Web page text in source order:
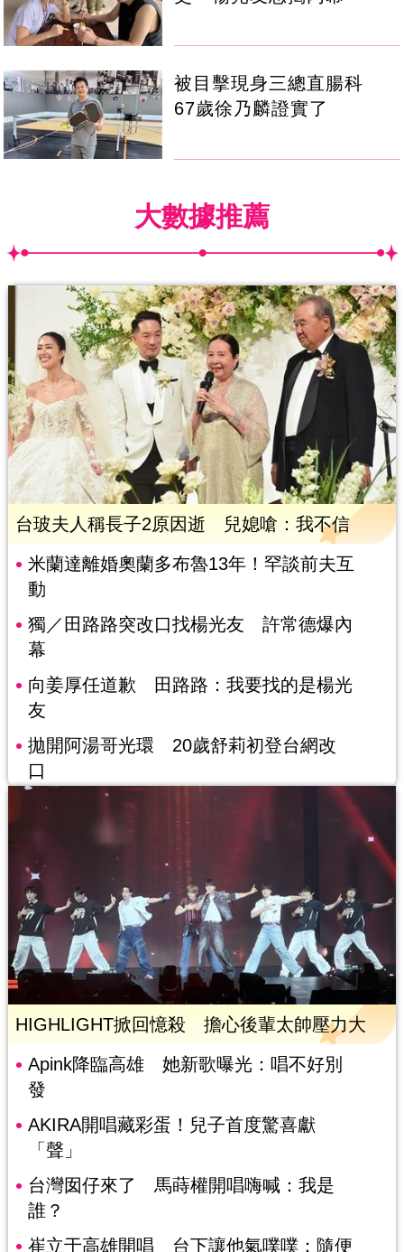
被目擊現身三總直腸科
67歲徐乃麟證實了
大數據推薦
台玻夫人稱長子2原因逝 兒媳嗆：我不信
米蘭達離婚奧蘭多布魯13年！罕談前夫互
動
獨／田路路突改口找楊光友 許常德爆內
幕
向姜厚任道歉 田路路：我要找的是楊光
友
拋開阿湯哥光環 20歲舒莉初登台網改
口
HIGHLIGHT掀回憶殺 擔心後輩太帥壓力大
Apink降臨高雄 她新歌曝光：唱不好別
發
AKIRA開唱藏彩蛋！兒子首度驚喜獻
「聲」
台灣囡仔來了 馬蒔權開唱嗨喊：我是
誰？
崔立于高雄開唱 台下讓他氣噗噗：隨便